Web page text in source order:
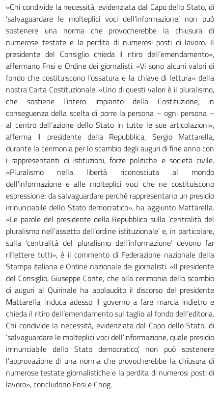
«Chi condivide la necessità, evidenziata dal Capo dello Stato, di
‘salvaguardare le molteplici voci dell’informazione’, non può
sostenere una norma che provocherebbe la chiusura di
numerose testate e la perdita di numerosi posti di lavoro. Il
presidente del Consiglio chieda il ritiro dell’emendamento»,
affermano Fnsi e Ordine dei giornalisti. «Vi sono alcuni valori di
fondo che costituiscono l’ossatura e la chiave di lettura» della
nostra Carta Costituzionale. «Uno di questi valori è il pluralismo,
che sostiene l’intero impianto della Costituzione, in
conseguenza della scelta di porre la persona – ogni persona –
al centro dell’azione dello Stato in tutte le sue articolazioni»,
afferma il presidente della Repubblica, Sergio Mattarella,
durante la cerimonia per lo scambio degli auguri di fine anno con
i rappresentanti di istituzioni, forze politiche e società civile.
«Pluralismo nella libertà riconosciuta al mondo
dell’informazione e alle molteplici voci che ne costituiscono
espressione; da salvaguardare perché rappresentano un presidio
irrinunciabile dello Stato democratico», ha aggiunto Mattarella.
«Le parole del presidente della Repubblica sulla ‘centralità del
pluralismo nell’assetto dell’ordine istituzionale’ e, in particolare,
sulla ‘centralità del pluralismo dell’informazione’ devono far
riflettere tutti», è il commento di Federazione nazionale della
Stampa italiana e Ordine nazionale dei giornalisti. «Il presidente
del Consiglio, Giuseppe Conte, che alla cerimonia dello scambio
di auguri al Quirinale ha applaudito il discorso del presidente
Mattarella, induca adesso il governo a fare marcia indietro e
chieda il ritiro dell’emendamento sul taglio al fondo dell’editoria.
Chi condivide la necessità, evidenziata dal Capo dello Stato, di
‘salvaguardare le molteplici voci dell’informazione, quale presidio
irrinunciabile dello Stato democratico’, non può sostenere
l’approvazione di una norma che provocherebbe la chiusura di
numerose testate giornalistiche e la perdita di numerosi posti di
lavoro», concludono Fnsi e Cnog.